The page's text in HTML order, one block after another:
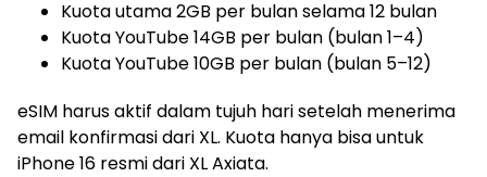
Kuota utama 2GB per bulan selama 12 bulan
Kuota YouTube 14GB per bulan (bulan 1–4)
Kuota YouTube 10GB per bulan (bulan 5–12)
eSIM harus aktif dalam tujuh hari setelah menerima
email konfirmasi dari XL. Kuota hanya bisa untuk
iPhone 16 resmi dari XL Axiata.